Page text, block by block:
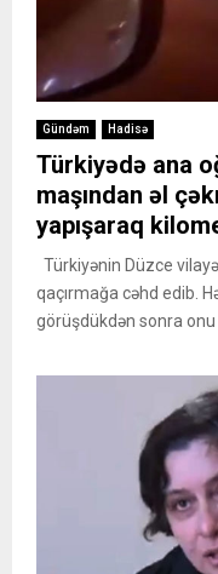
Gündəm Hadisə
Türkiyədə ana
maşından əl
yapışaraq
Türkiyənin Düzce
qaçırmağa cəhd edib.
görüşdükdən sonra onu